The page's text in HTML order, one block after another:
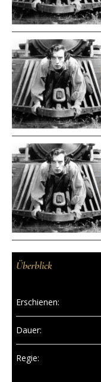
Überblick
Erschienen:
Dauer:
Regie: